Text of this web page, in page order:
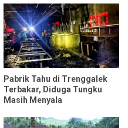
Pabrik Tahu di Trenggalek
Terbakar, Diduga Tungku
Masih Menyala